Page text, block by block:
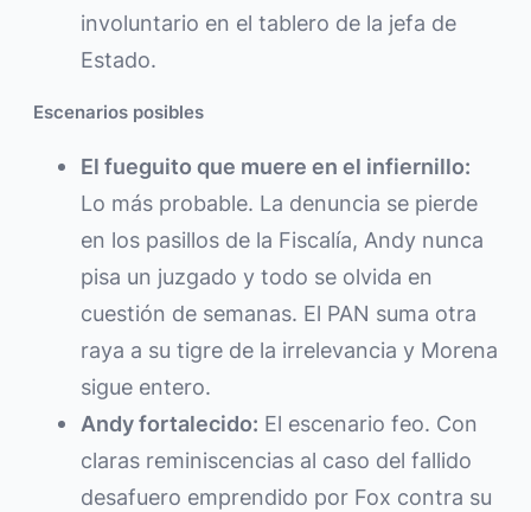
involuntario en el tablero de la jefa de
Estado.
Escenarios posibles
El fueguito que muere en el infiernillo:
Lo más probable. La denuncia se pierde
en los pasillos de la Fiscalía, Andy nunca
pisa un juzgado y todo se olvida en
cuestión de semanas. El PAN suma otra
raya a su tigre de la irrelevancia y Morena
sigue entero.
Andy fortalecido: El escenario feo. Con
claras reminiscencias al caso del fallido
desafuero emprendido por Fox contra su